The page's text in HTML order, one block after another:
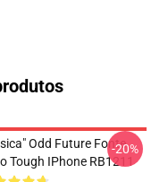
Odd Future Fonte
Tough IPhone RB1211
-20%